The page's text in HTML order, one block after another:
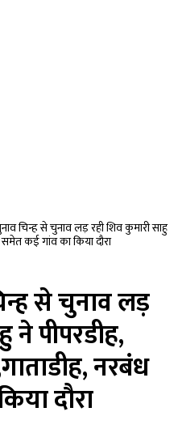
चिन्ह से चुनाव लड़ रही शिव कुमारी साहु
समेत कई गांव का किया दौरा
से चुनाव लड़
ने पीपरडीह,
नरबंध
दौरा